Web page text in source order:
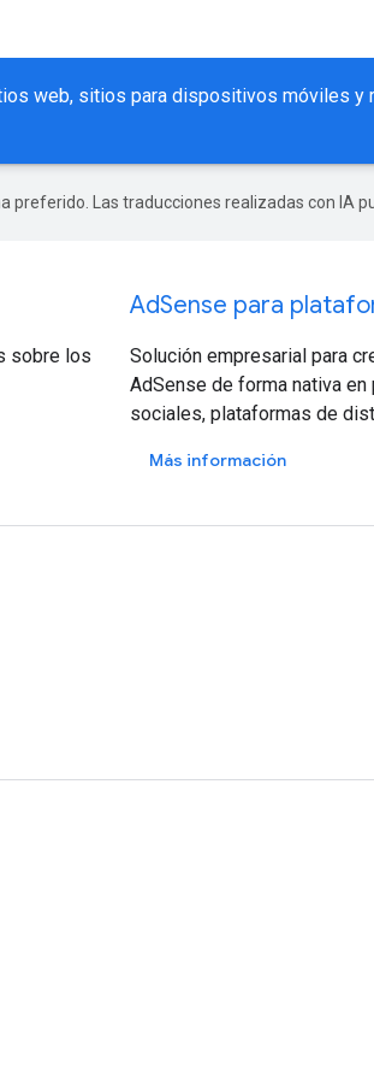
web, sitios para dispositivos móviles
preferido. Las traducciones realizadas con IA
sobre los
AdSense para
Solución empresarial para
AdSense de forma nativa
sociales, plataformas de
Más información